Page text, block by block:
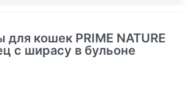
для кошек PRIME NATURE
с ширасу в бульоне